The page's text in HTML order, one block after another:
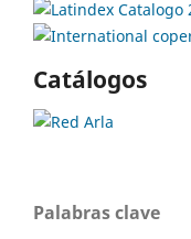
Catálogos
Palabras clave